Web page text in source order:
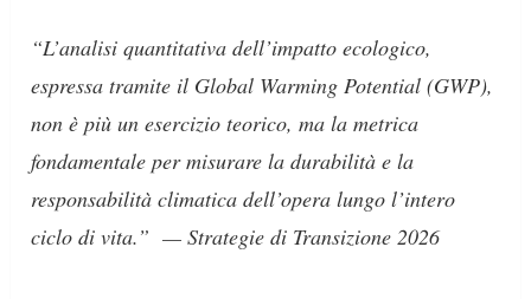
“L’analisi quantitativa dell’impatto ecologico,
espressa tramite il Global Warming Potential (GWP),
non è più un esercizio teorico, ma la metrica
fondamentale per misurare la durabilità e la
responsabilità climatica dell’opera lungo l’intero
ciclo di vita.”— Strategie di Transizione 2026